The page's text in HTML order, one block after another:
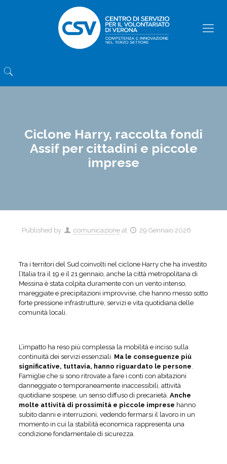
Ciclone Harry, raccolta fondi
Assif per cittadini e piccole
imprese
Published by comunicazione at 29 Gennaio 2026
Tra i territori del Sud coinvolti nel ciclone Harry che ha investito
l’Italia tra il 19 e il 21 gennaio, anche la città metropolitana di
Messina è stata colpita duramente con un vento intenso,
mareggiate e precipitazioni improvvise, che hanno messo sotto
forte pressione infrastrutture, servizi e vita quotidiana delle
comunità locali.
L’impatto ha reso più complessa la mobilità e inciso sulla
continuità dei servizi essenziali. Ma le conseguenze più
significative, tuttavia, hanno riguardato le persone.
Famiglie che si sono ritrovate a fare i conti con abitazioni
danneggiate o temporaneamente inaccessibili, attività
quotidiane sospese, un senso diffuso di precarietà. Anche
molte attività di prossimità e piccole imprese hanno
subito danni e interruzioni, vedendo fermarsi il lavoro in un
momento in cui la stabilità economica rappresenta una
condizione fondamentale di sicurezza.